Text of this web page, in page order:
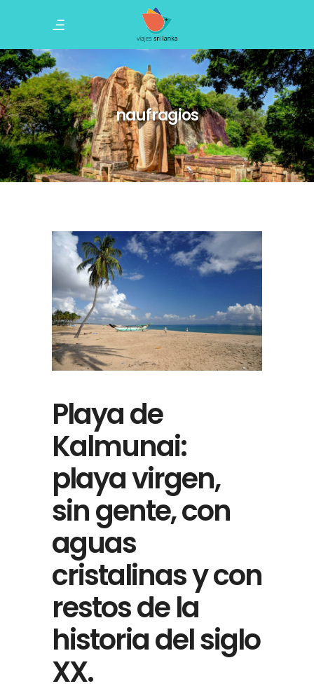
naufragios
Playa de
Kalmunai:
playa virgen,
sin gente, con
aguas
cristalinas y con
restos de la
historia del siglo
XX.